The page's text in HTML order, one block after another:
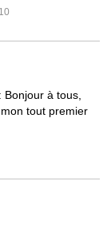
à tous,
mon tout premier